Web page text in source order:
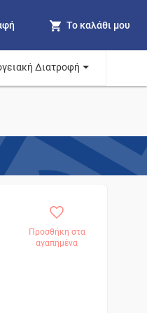
Το καλάθι μου
Διατροφή
Προσθήκη στα
αγαπημένα